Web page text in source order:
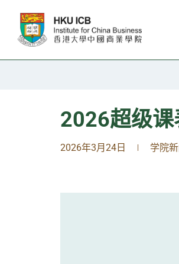
2026超级课
2026年3月24日 | 学院